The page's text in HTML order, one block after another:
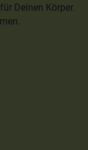
Deinen Körper.